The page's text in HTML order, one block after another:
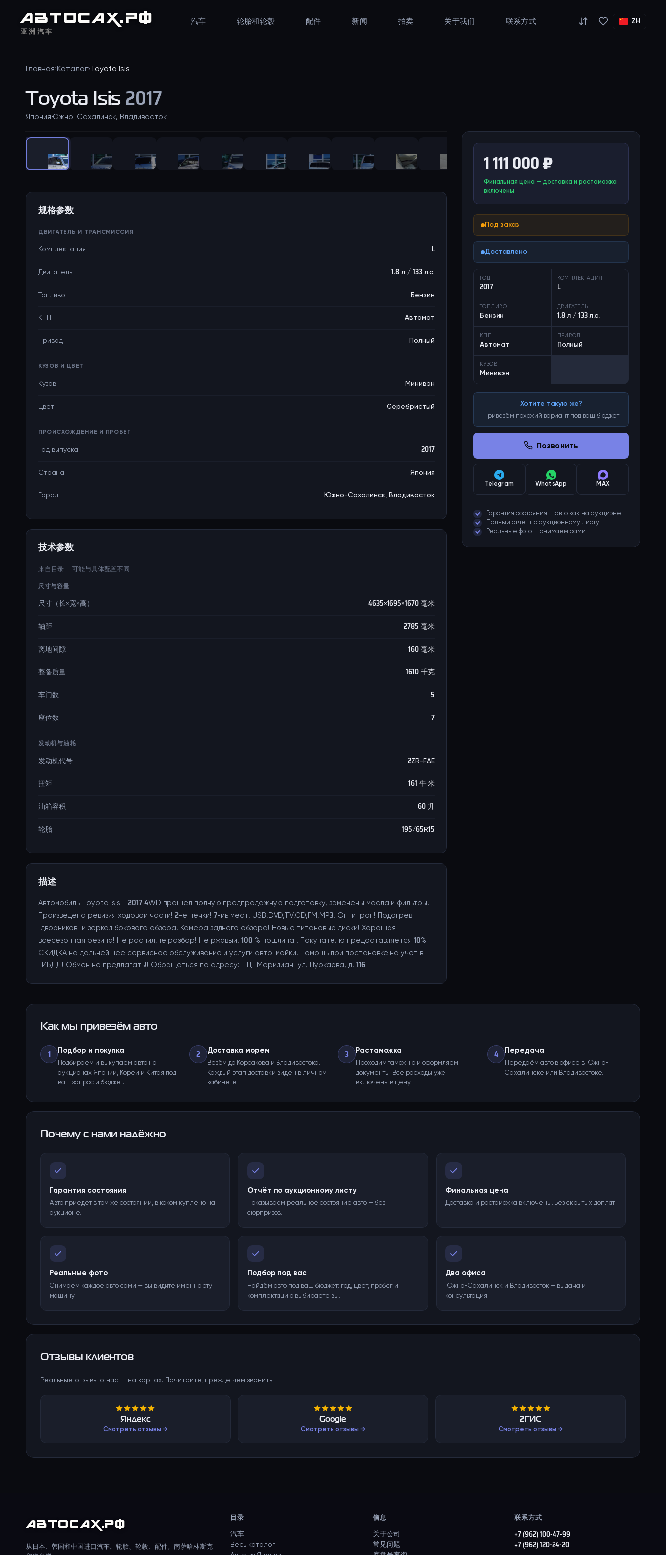
АВТОСАХ.РФ
亚洲汽车
汽车 轮胎和轮毂 配件 新闻 拍卖 关于我们 联系方式 ZH
Главная›Каталог› Toyota Isis
Toyota Isis 2017
Япония Южно-Сахалинск, Владивосток
1 111 000 ₽
Финальная цена — доставка и растаможка
включены
Под заказ
Доставлено
ГОД
2017
КОМПЛЕКТАЦИЯ
L
ТОПЛИВО
Бензин
ДВИГАТЕЛЬ
1.8 л / 133 л.с.
КПП
Автомат
ПРИВОД
Полный
КУЗОВ
Минивэн
Хотите такую же?
Привезём похожий вариант под ваш бюджет
Позвонить
Telegram WhatsApp MAX
Гарантия состояния — авто как на аукционе
Полный отчёт по аукционному листу
Реальные фото — снимаем сами
规格参数
ДВИГАТЕЛЬ И ТРАНСМИССИЯ
Комплектация L
Двигатель 1.8 л / 133 л.с.
Топливо Бензин
КПП Автомат
Привод Полный
КУЗОВ И ЦВЕТ
Кузов Минивэн
Цвет Серебристый
ПРОИСХОЖДЕНИЕ И ПРОБЕГ
Год выпуска 2017
Страна Япония
Город Южно-Сахалинск, Владивосток
技术参数
来自目录 — 可能与具体配置不同
尺寸与容量
尺寸（长×宽×高） 4635×1695×1670 毫米
轴距 2785 毫米
离地间隙 160 毫米
整备质量 1610 千克
车门数 5
座位数 7
发动机与油耗
发动机代号 2ZR-FAE
扭矩 161 牛·米
油箱容积 60 升
轮胎 195/65R15
描述
Автомобиль Toyota Isis L 2017 4WD прошел полную предпродажную подготовку, заменены масла и фильтры!
Произведена ревизия ходовой части! 2-е печки! 7-мь мест! USB,DVD,TV,CD,FM,MP3! Оптитрон! Подогрев
"дворников" и зеркал бокового обзора! Камера заднего обзора! Новые титановые диски! Хорошая
всесезонная резина! Не распил,не разбор! Не ржавый! 100 % пошлина ! Покупателю предоставляется 10%
СКИДКА на дальнейшее сервисное обслуживание и услуги авто-мойки! Помощь при постановке на учет в
ГИБДД! Обмен не предлагать!! Обращаться по адресу: ТЦ "Меридиан" ул. Пуркаева, д. 116
Как мы привезём авто
1 Подбор и покупка
Подбираем и выкупаем авто на
аукционах Японии, Кореи и Китая под
ваш запрос и бюджет.
2 Доставка морем
Везём до Корсакова и Владивостока.
Каждый этап доставки виден в личном
кабинете.
3 Растаможка
Проходим таможню и оформляем
документы. Все расходы уже
включены в цену.
4 Передача
Передаём авто в офисе в Южно-
Сахалинске или Владивостоке.
Почему с нами надёжно
Гарантия состояния
Авто приедет в том же состоянии, в каком куплено на
аукционе.
Отчёт по аукционному листу
Показываем реальное состояние авто — без
сюрпризов.
Финальная цена
Доставка и растаможка включены. Без скрытых доплат.
Реальные фото
Снимаем каждое авто сами — вы видите именно эту
машину.
Подбор под вас
Найдём авто под ваш бюджет: год, цвет, пробег и
комплектацию выбираете вы.
Два офиса
Южно-Сахалинск и Владивосток — выдача и
консультация.
Отзывы клиентов
Реальные отзывы о нас — на картах. Почитайте, прежде чем звонить.
Яндекс
Смотреть отзывы →
Google
Смотреть отзывы →
2ГИС
Смотреть отзывы →
АВТОСАХ.РФ
从日本、韩国和中国进口汽车。轮胎、轮毂、配件。南萨哈林斯克
目录
汽车
Весь каталог
信息
关于公司
常见问题
联系方式
+7 (962) 100-47-99
+7 (962) 120-24-20